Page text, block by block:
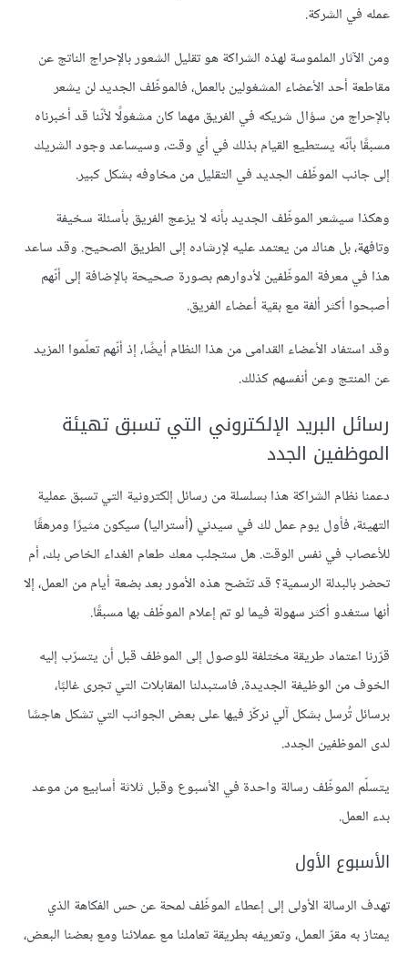
عمله في الشركة.
ومن الآثار الملموسة لهذه الشراكة هو تقليل الشعور بالإحراج الناتج عن
مقاطعة أحد الأعضاء المشغولين بالعمل، فالموظّف الجديد لن يشعر
بالإحراج من سؤال شريكه في الفريق مهما كان مشغولًا لأنّنا قد أخبرناه
مسبقًا بأنّه يستطيع القيام بذلك في أي وقت، وسيساعد وجود الشريك
إلى جانب الموظّف الجديد في التقليل من مخاوفه بشكل كبير.
وهكذا سيشعر الموظّف الجديد بأنه لا يزعج الفريق بأسئلة سخيفة
وتافهة، بل هناك من يعتمد عليه لإرشاده إلى الطريق الصحيح. وقد ساعد
هذا في معرفة الموظّفين لأدوارهم بصورة صحيحة بالإضافة إلى أنّهم
أصبحوا أكثر ألفة مع بقية أعضاء الفريق.
وقد استفاد الأعضاء القدامى من هذا النظام أيضًا، إذ أنّهم تعلّموا المزيد
عن المنتج وعن أنفسهم كذلك.
رسائل البريد الإلكتروني التي تسبق تهيئة
الموظفين الجدد
دعمنا نظام الشراكة هذا بسلسلة من رسائل إلكترونية التي تسبق عملية
التهيئة، فأول يوم عمل لك في سيدني (أستراليا) سيكون مثيرًا ومرهقًا
للأعصاب في نفس الوقت. هل ستجلب معك طعام الغداء الخاص بك، أم
تحضر بالبدلة الرسمية؟ قد تتّضح هذه الأمور بعد بضعة أيام من العمل، إلا
أنها ستغدو أكثر سهولة فيما لو تم إعلام الموظّف بها مسبقًا.
قرّرنا اعتماد طريقة مختلفة للوصول إلى الموظف قبل أن يتسرّب إليه
الخوف من الوظيفة الجديدة، فاستبدلنا المقابلات التي تجرى غالبًا،
برسائل تُرسل بشكل آلي نركّز فيها على بعض الجوانب التي تشكل هاجسًا
لدى الموظفين الجدد.
يتسلّم الموظّف رسالة واحدة في الأسبوع وقبل ثلاثة أسابيع من موعد
بدء العمل.
الأسبوع الأول
تهدف الرسالة الأولى إلى إعطاء الموظّف لمحة عن حس الفكاهة الذي
يمتاز به مقرّ العمل، وتعريفه بطريقة تعاملنا مع عملائنا ومع بعضنا البعض،